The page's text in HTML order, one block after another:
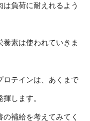
負荷に耐えれるよう
素は使われていきま
ロテインは、あくまで
します。
補給を考えてみてく